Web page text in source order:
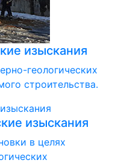
изыскания
геологических
строительства.
изыскания
в целях